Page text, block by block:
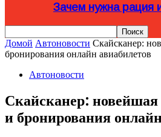
Зачем нужна рация
Домой Автоновости Скайсканер:
бронирования онлайн авиабилетов
Автоновости
Скайсканер: новейшая
и бронирования